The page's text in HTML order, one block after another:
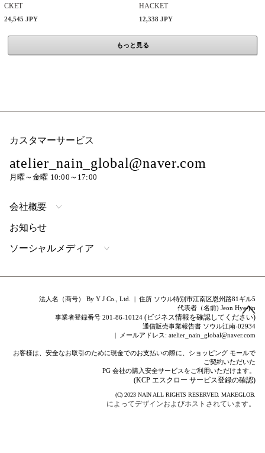
CKET
24,545 JPY
HACKET
12,338 JPY
もっと見る
カスタマーサービス
atelier_nain_global@naver.com
月曜～金曜 10:00～17:00
会社概要
お知らせ
ソーシャルメディア
法人名（商号） By Y J Co., Ltd. | 住所 ソウル特別市江南区恩州路81ギル5
代表者（名前) Jeon Hye-jin
事業者登録番号 201-86-10124(ビジネス情報を確認してください)
通信販売事業報告書 ソウル江南-02934
| メールアドレス: atelier_nain_global@naver.com
お客様は、安全なお取引のために現金でのお支払いの際に、ショッピング モールで
ご契約いただいた
PG 会社の購入安全サービスをご利用いただけます。
(KCP エスクロー サービス登録の確認)
(C) 2023 NAIN ALL RIGHTS RESERVED.MAKEGLOB.
によってデザインおよびホストされています。